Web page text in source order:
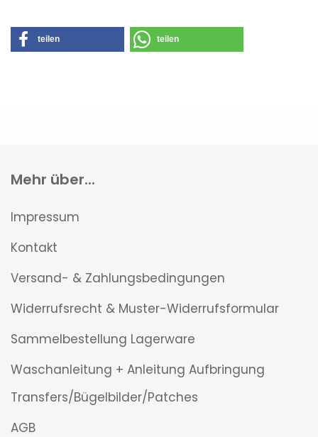
teilen teilen
Mehr über...
Impressum
Kontakt
Versand- & Zahlungsbedingungen
Widerrufsrecht & Muster-Widerrufsformular
Sammelbestellung Lagerware
Waschanleitung + Anleitung Aufbringung
Transfers/Bügelbilder/Patches
AGB